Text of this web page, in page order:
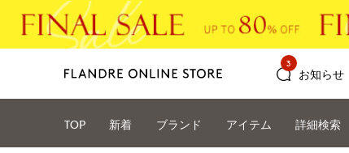
お知らせ
3
TOP 新着 ブランド アイテム 詳細検索